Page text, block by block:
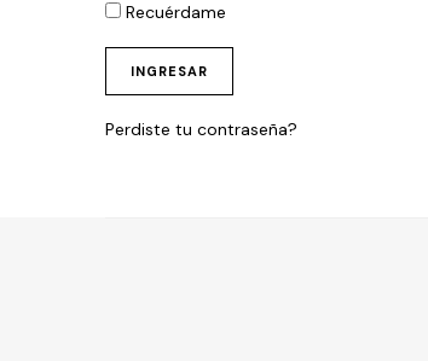
Recuérdame
INGRESAR
Perdiste tu contraseña?